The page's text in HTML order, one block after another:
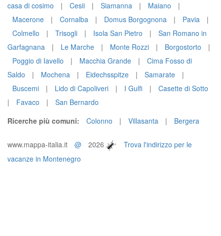
casa di cosimo
| Cesii | Siamanna | Maiano
|
Macerone
| Cornalba | Domus Borgognona | Pavia
|
Colmello
| Trisogli | Isola San Pietro |
San Romano in
Garfagnana
| Le Marche | Monte Rozzi | Borgostorto
|
Poggio di Iavello
| Macchia Grande |
Cima Fosso di
Saldo
| Mochena | Eidechsspitze | Samarate
|
Buscemi
| Lido di Capoliveri | I Gulfi |
Casette di Sotto
|
Favaco |
San Bernardo
Ricerche più comuni:
Colonno | Villasanta | Bergera
www.mappa-italia.it @ 2026
Trova l'indirizzo per le
vacanze in Montenegro